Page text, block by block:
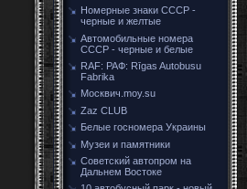
Номерные знаки СССР -
черные и желтые
Автомобильные номера
СССР - черные и белые
RAF: РАФ: Rīgas Autobusu
Fabrika
Москвич.moy.su
Zaz CLUB
Белые госномера Украины
Музеи и памятники
Советский автопром на
Дальнем Востоке